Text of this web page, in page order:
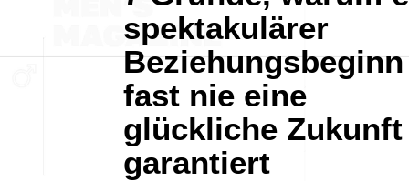
spektakulärer
Beziehungsbeginn
fast nie eine
glückliche Zukunft
garantiert